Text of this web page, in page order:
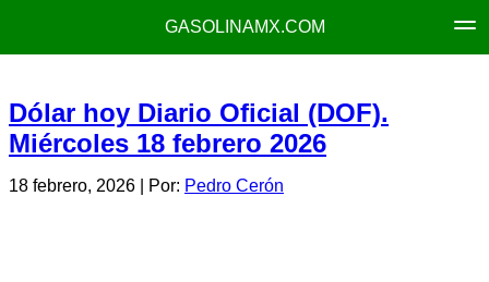
GASOLINAMX.COM
Dólar hoy Diario Oficial (DOF).
Miércoles 18 febrero 2026
18 febrero, 2026 | Por: Pedro Cerón